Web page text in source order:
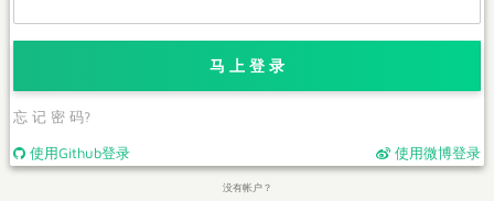
马 上 登 录
忘 记 密 码?
使用Github登录 使用微博登录
没有帐户？